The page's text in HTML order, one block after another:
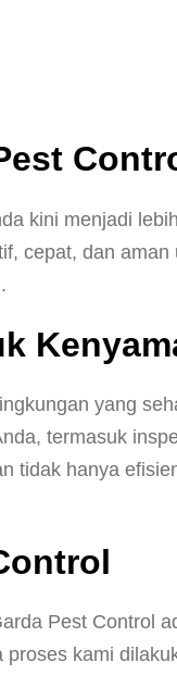
kini menjadi
cepat, dan
yang
termasuk
tidak hanya
Pest Control
kami